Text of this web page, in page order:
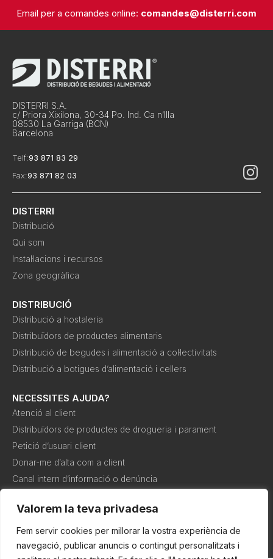
Valorem la teva privadesa
Fem servir cookies per millorar la vostra experiència de
navegació, publicar anuncis o contingut personalitzats i
Email per a comandes online: comandes@disterri.com
DISTERRI S.A.
c/ Priora Xixilona, 30-34 Po. Ind. Ca n’Illa
08530 La Garriga (BCN)
Barcelona
Telf:93 871 83 29
Fax:93 871 82 03
DISTERRI
Distribució
Qui som
Instal·lacions i recursos
Zona geogràfica
DISTRIBUCIÓ
Distribució a hostaleria
Distribuïdors de productes alimentaris
Distribució de begudes i alimentació a col·lectivitats
Distribució a botigues d’alimentació i cellers
NECESSITES AJUDA?
Atenció al client
Distribuïdors de productes de drogueria i parament
Petició d’usuari client
Donar-me d’alta com a client
Canal intern d’informació o denúncia
cookies
Política de
privadesa
compra